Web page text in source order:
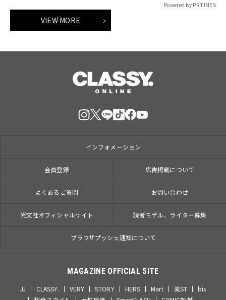
Powered by PR TIMES
VIEW MORE
インフォメーション
会員登録 広告掲載について
よくあるご質問 お問い合わせ
光文社オフィシャルサイト 読者モデル、ライター募集
ブラウザプッシュ通知について
MAGAZINE OFFICIAL SITE
JJ CLASSY. VERY STORY HERS Mart 美ST
bis